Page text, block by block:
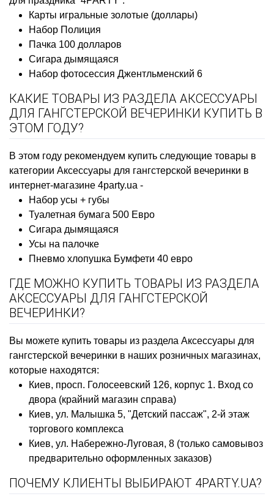
Карты игральные золотые (доллары)
Набор Полиция
Пачка 100 долларов
Сигара дымящаяся
Набор фотосессия Джентльменский 6
КАКИЕ ТОВАРЫ ИЗ РАЗДЕЛА АКСЕССУАРЫ
ДЛЯ ГАНГСТЕРСКОЙ ВЕЧЕРИНКИ КУПИТЬ В
ЭТОМ ГОДУ?
В этом году рекомендуем купить следующие товары в
категории Аксессуары для гангстерской вечеринки в
интернет-магазине 4party.ua -
Набор усы + губы
Туалетная бумага 500 Евро
Сигара дымящаяся
Усы на палочке
Пневмо хлопушка Бумфети 40 евро
ГДЕ МОЖНО КУПИТЬ ТОВАРЫ ИЗ РАЗДЕЛА
АКСЕССУАРЫ ДЛЯ ГАНГСТЕРСКОЙ
ВЕЧЕРИНКИ?
Вы можете купить товары из раздела Аксессуары для
гангстерской вечеринки в наших розничных магазинах,
которые находятся:
Киев, просп. Голосеевский 126, корпус 1. Вход со
двора (крайний магазин справа)
Киев, ул. Малышка 5, "Детский пассаж", 2-й этаж
торгового комплекса
Киев, ул. Набережно-Луговая, 8 (только самовывоз
предварительно оформленных заказов)
ПОЧЕМУ КЛИЕНТЫ ВЫБИРАЮТ 4PARTY.UA?